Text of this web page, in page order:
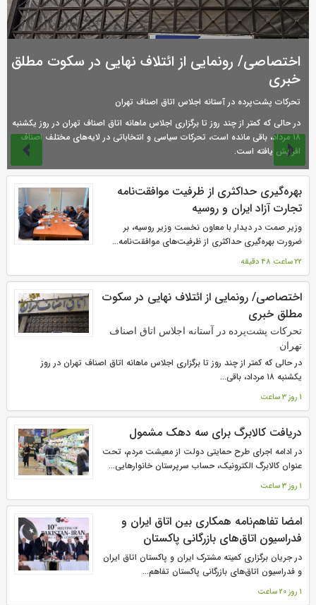
اختصاصی/ رونمایی از ائتلاف‌ نهایی در سکوت مطلق
خبری
تحرکات پشت‌پرده در آستانه اجلاس اتاق اصناف تهران
در حالی که کمتر از چند روز تا برگزاری اجلاس ماهانه اتاق اصناف تهران در روز یکشنبه
۱۸ مرداد، باقی مانده است، تحرکات سیاسی و انتخاباتی در لایه‌های مختلف اصناف
افزایش یافته است.
بهره‌گیری حداکثری از ظرفیت موافقت‌نامه
تجارت آزاد ایران و روسیه
وزیر صمت در دیدار با معاون نخست وزیر روسیه، بر
ضرورت بهره‌گیری حداکثری از ظرفیت‌های موافقت‌نامه...
22 ساعت 48 دقیقه
اختصاصی/ رونمایی از ائتلاف‌ نهایی در سکوت
مطلق خبری
تحرکات پشت‌پرده در آستانه اجلاس اتاق اصناف
تهران
در حالی که کمتر از چند روز تا برگزاری اجلاس ماهانه اتاق اصناف تهران در روز
یکشنبه ۱۸ مرداد، باقی...
1 روز 3 ساعت
دریافت کالابرگ برای سه دهک مشمول
در ادامه اجرای طرح حمایتی دولت از معیشت مردم، تحت
عنوان کالابرگ الکترونیک، حساب سرپرستان خانوارهایی...
1 روز 3 ساعت
امضا تفاهم‌نامه همکاری بین اتاق ایران و
فدراسیون اتاق‌های بازرگانی پاکستان
در جریان برگزاری کمیته مشترک ایران و پاکستان اتاق ایران
و فدراسیون اتاق‌های بازرگانی پاکستان تفاهم‌...
1 روز 20 ساعت
صفحه‌ها